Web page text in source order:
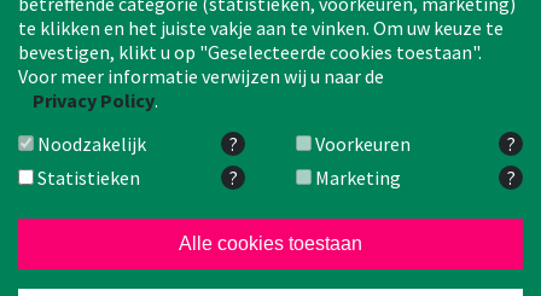
Contact
Perscontact
Klokkenluiderssysteem
Locatie
Carrière
CA Leasing & Factoring
Factoring Belgium
© 2026 Crédit Agricole
te klikken en het juiste vakje aan te vinken. Om uw keuze te
bevestigen, klikt u op "Geselecteerde cookies toestaan".
Voor meer informatie verwijzen wij u naar de
Privacy Policy.
Noodzakelijk
? Voorkeuren
?
Statistieken
? Marketing ?
Alle cookies toestaan